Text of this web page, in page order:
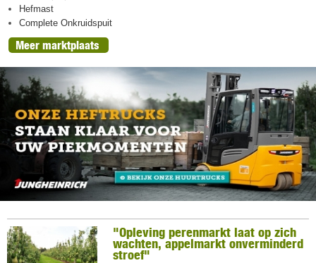
Hefmast
Complete Onkruidspuit
Meer marktplaats
"Opleving perenmarkt laat op zich
wachten, appelmarkt onverminderd
stroef"